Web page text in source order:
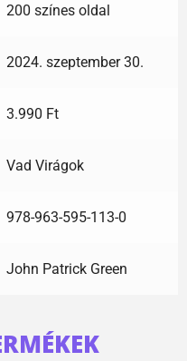
200 színes oldal
2024. szeptember 30.
3.990 Ft
Vad Virágok
978-963-595-113-0
John Patrick Green